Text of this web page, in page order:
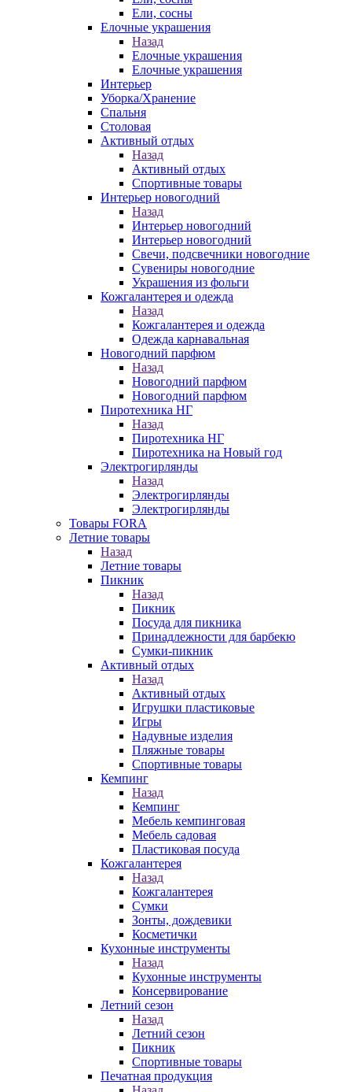
Ели, сосны
Елочные украшения
Назад
Елочные украшения
Елочные украшения
Интерьер
Уборка/Хранение
Спальня
Столовая
Активный отдых
Назад
Активный отдых
Спортивные товары
Интерьер новогодний
Назад
Интерьер новогодний
Интерьер новогодний
Свечи, подсвечники новогодние
Сувениры новогодние
Украшения из фольги
Кожгалантерея и одежда
Назад
Кожгалантерея и одежда
Одежда карнавальная
Новогодний парфюм
Назад
Новогодний парфюм
Новогодний парфюм
Пиротехника НГ
Назад
Пиротехника НГ
Пиротехника на Новый год
Электрогирлянды
Назад
Электрогирлянды
Электрогирлянды
Товары FORA
Летние товары
Назад
Летние товары
Пикник
Назад
Пикник
Посуда для пикника
Принадлежности для барбекю
Сумки-пикник
Активный отдых
Назад
Активный отдых
Игрушки пластиковые
Игры
Надувные изделия
Пляжные товары
Спортивные товары
Кемпинг
Назад
Кемпинг
Мебель кемпинговая
Мебель садовая
Пластиковая посуда
Кожгалантерея
Назад
Кожгалантерея
Сумки
Зонты, дождевики
Косметички
Кухонные инструменты
Назад
Кухонные инструменты
Консервирование
Летний сезон
Назад
Летний сезон
Пикник
Спортивные товары
Печатная продукция